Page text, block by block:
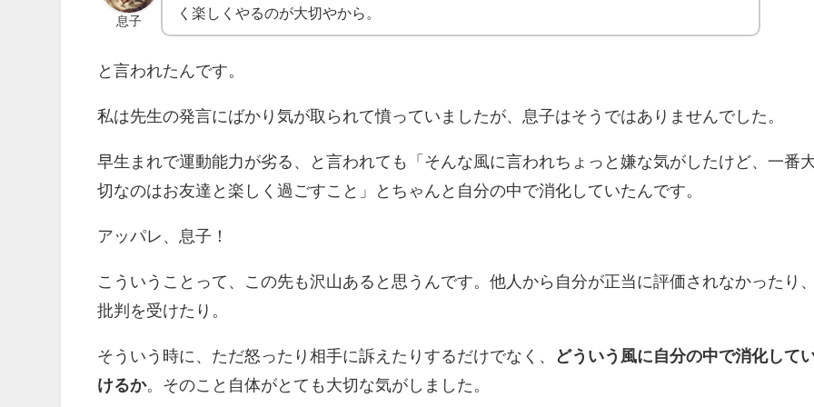
息子
く楽しくやるのが大切やから。
と言われたんです。
私は先生の発言にばかり気が取られて憤っていましたが、息子はそうではありませんでした。
早生まれで運動能力が劣る、と言われても「そんな風に言われちょっと嫌な気がしたけど、一番
切なのはお友達と楽しく過ごすこと」とちゃんと自分の中で消化していたんです。
アッパレ、息子！
こういうことって、この先も沢山あると思うんです。他人から自分が正当に評価されなかったり、
批判を受けたり。
そういう時に、ただ怒ったり相手に訴えたりするだけでなく、
どういう風に自分の中で消化して
けるか。そのこと自体がとても大切な気がしました。